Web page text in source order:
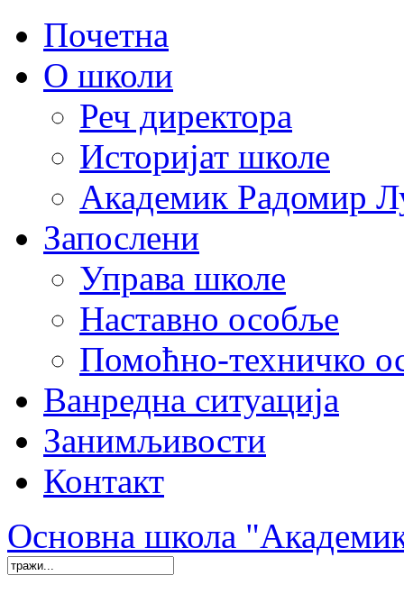
Почетна
О школи
Реч директора
Историјат школе
Академик Радомир
Запослени
Управа школе
Наставно особље
Помоћно-техничко
Ванредна ситуација
Занимљивости
Контакт
Основна школа